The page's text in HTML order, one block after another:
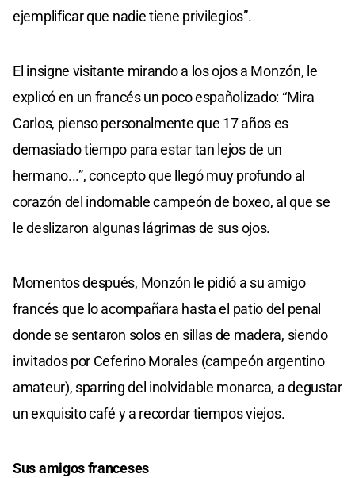
ejemplificar que nadie tiene privilegios”.
El insigne visitante mirando a los ojos a Monzón, le
explicó en un francés un poco españolizado: “Mira
Carlos, pienso personalmente que 17 años es
demasiado tiempo para estar tan lejos de un
hermano...”, concepto que llegó muy profundo al
corazón del indomable campeón de boxeo, al que se
le deslizaron algunas lágrimas de sus ojos.
Momentos después, Monzón le pidió a su amigo
francés que lo acompañara hasta el patio del penal
donde se sentaron solos en sillas de madera, siendo
invitados por Ceferino Morales (campeón argentino
amateur), sparring del inolvidable monarca, a degustar
un exquisito café y a recordar tiempos viejos.
Sus amigos franceses